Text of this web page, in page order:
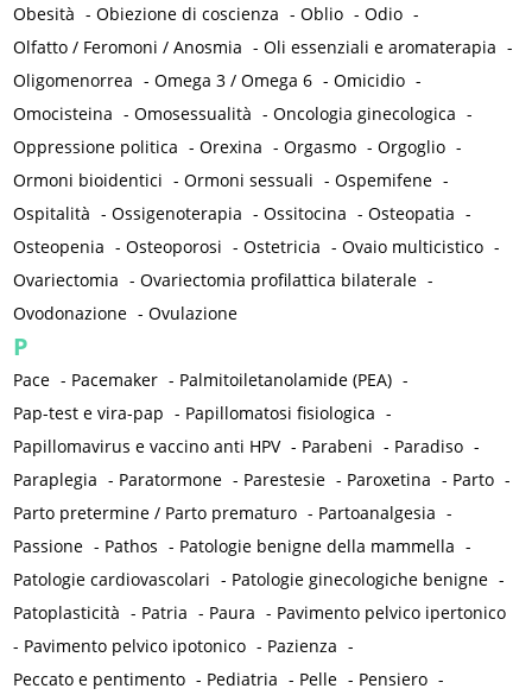
Obesità -Obiezione di coscienza -Oblio -Odio -
Olfatto / Feromoni / Anosmia -Oli essenziali e aromaterapia -
Oligomenorrea -Omega 3 / Omega 6 -Omicidio -
Omocisteina -Omosessualità -Oncologia ginecologica -
Oppressione politica -Orexina -Orgasmo -Orgoglio -
Ormoni bioidentici -Ormoni sessuali -Ospemifene -
Ospitalità -Ossigenoterapia -Ossitocina -Osteopatia -
Osteopenia -Osteoporosi -Ostetricia -Ovaio multicistico -
Ovariectomia -Ovariectomia profilattica bilaterale -
Ovodonazione -Ovulazione
P
Pace - Pacemaker - Palmitoiletanolamide (PEA) -
Pap-test e vira-pap - Papillomatosi fisiologica -
Papillomavirus e vaccino anti HPV - Parabeni - Paradiso -
Paraplegia - Paratormone - Parestesie - Paroxetina - Parto -
Parto pretermine / Parto prematuro - Partoanalgesia -
Passione - Pathos - Patologie benigne della mammella -
Patologie cardiovascolari - Patologie ginecologiche benigne -
Patoplasticità - Patria - Paura - Pavimento pelvico ipertonico
- Pavimento pelvico ipotonico - Pazienza -
Peccato e pentimento - Pediatria - Pelle - Pensiero -